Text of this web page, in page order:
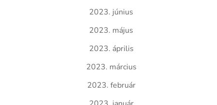
2023. június
2023. május
2023. április
2023. március
2023. február